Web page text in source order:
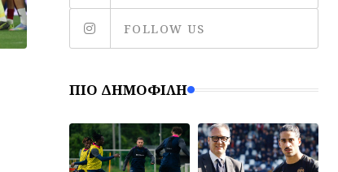
FOLLOW US
ΠΙΟ ΔΗΜΟΦΙΛΉ